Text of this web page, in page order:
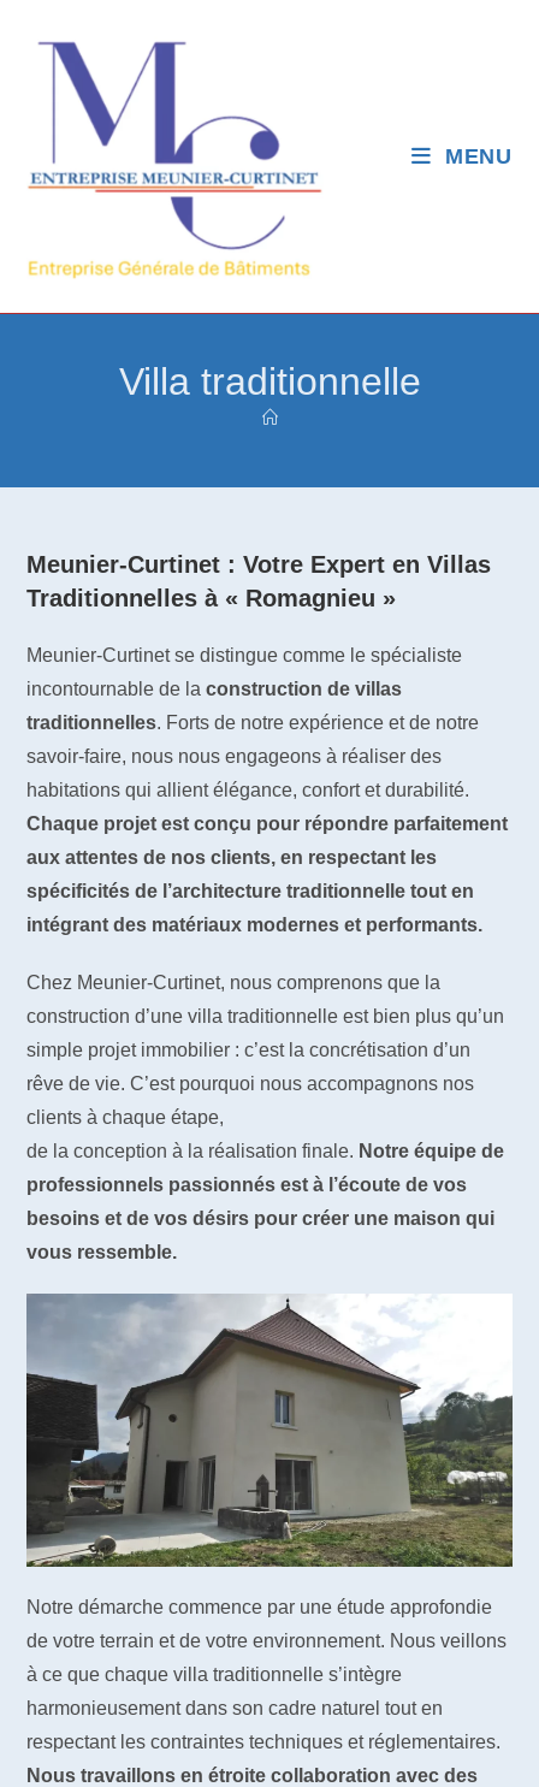
MENU
Villa traditionnelle
Meunier-Curtinet : Votre Expert en Villas
Traditionnelles à « Romagnieu »
Meunier-Curtinet se distingue comme le spécialiste
incontournable de laconstruction de villas
traditionnelles. Forts de notre expérience et de notre
savoir-faire, nous nous engageons à réaliser des
habitations qui allient élégance, confort et durabilité.
Chaque projet est conçu pour répondre parfaitement
aux attentes de nos clients, en respectant les
spécificités de l’architecture traditionnelle tout en
intégrant des matériaux modernes et performants.
Chez Meunier-Curtinet, nous comprenons que la
construction d’une villa traditionnelle est bien plus qu’un
simple projet immobilier : c’est la concrétisation d’un
rêve de vie. C’est pourquoi nous accompagnons nos
clients à chaque étape,
de la conception à la réalisation finale. Notre équipe de
professionnels passionnés est à l’écoute de vos
besoins et de vos désirs pour créer une maison qui
vous ressemble.
Notre démarche commence par une étude approfondie
de votre terrain et de votre environnement. Nous veillons
à ce que chaque villa traditionnelle s’intègre
harmonieusement dans son cadre naturel tout en
respectant les contraintes techniques et réglementaires.
Nous travaillons en étroite collaboration avec des